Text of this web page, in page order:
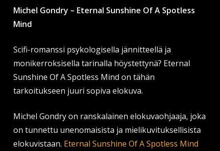
Michel Gondry – Eternal Sunshine Of A Spotless
Mind
Scifi-romanssi psykologisella jännitteellä ja
monikerroksisella tarinalla höystettynä? Eternal
Sunshine Of A Spotless Mind on tähän
tarkoitukseen juuri sopiva elokuva.
Michel Gondry on ranskalainen elokuvaohjaaja, joka
on tunnettu unenomaisista ja mielikuvituksellisista
elokuvistaan. Eternal Sunshine Of A Spotless Mind